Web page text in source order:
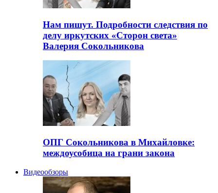
Нам пишут. Подробности следствия по
делу иркутских «Сторон света»
Валерия Сокольникова
ОПГ Сокольникова в Михайловке:
междоусобица на грани закона
Видеообзоры